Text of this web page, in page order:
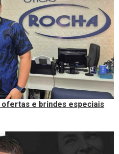
e brindes especiais